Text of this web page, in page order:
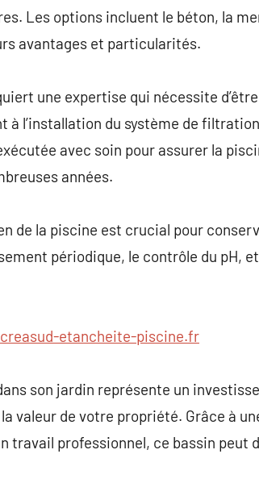
Les options incluent le béton, la
avantages et particularités.
une expertise qui nécessite
à l’installation du système de
avec soin pour assurer la
années.
de la piscine est crucial pour
périodique, le contrôle du pH,
etancheite-piscine.fr
son jardin représente un
valeur de votre propriété. Grâce à
travail professionnel, ce bassin peut